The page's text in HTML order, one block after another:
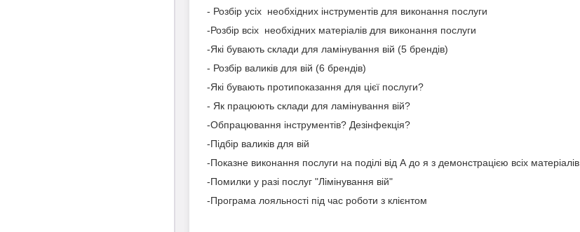
- Розбір усіх необхідних інструментів для виконання послуги
-Розбір всіх необхідних матеріалів для виконання послуги
-Які бувають склади для ламінування вій (5 брендів)
- Розбір валиків для вій (6 брендів)
-Які бувають протипоказання для цієї послуги?
- Як працюють склади для ламінування вій?
-Обпрацювання інструментів? Дезінфекція?
-Підбір валиків для вій
-Показне виконання послуги на поділі від А до я з демонстрацією всіх матеріалів
-Помилки у разі послуг "Лімінування вій"
-Програма лояльності під час роботи з клієнтом